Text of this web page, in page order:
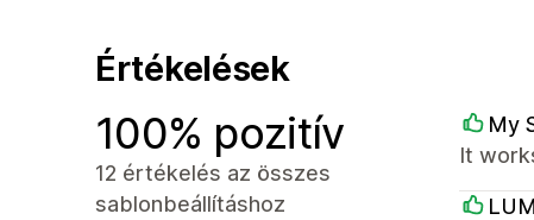
Értékelések
100% pozitív
12 értékelés az összes
sablonbeállításhoz
My
It